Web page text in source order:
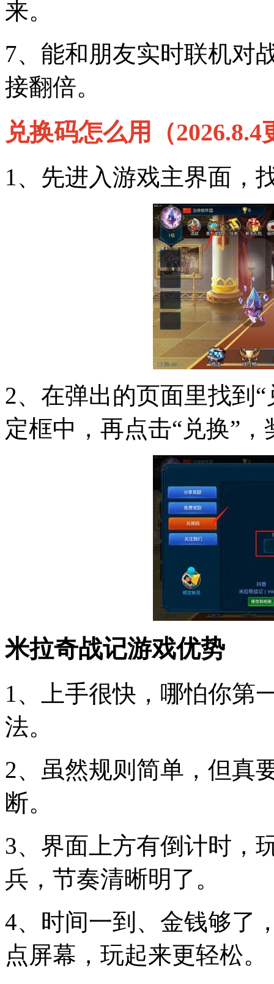
来。
7、能和朋友实时联机对
接翻倍。
兑换码怎么用（2026.8.4
1、先进入游戏主界面，
2、在弹出的页面里找到
定框中，再点击“兑换”
米拉奇战记游戏优势
1、上手很快，哪怕你第
法。
2、虽然规则简单，但真
断。
3、界面上方有倒计时，
兵，节奏清晰明了。
4、时间一到、金钱够了
点屏幕，玩起来更轻松。